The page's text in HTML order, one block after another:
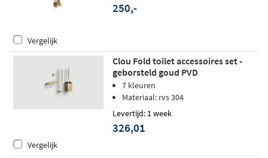
250,-
Vergelijk
Clou Fold toilet accessoires set -
geborsteld goud PVD
7 kleuren
Materiaal: rvs 304
Levertijd: 1 week
326,01
Vergelijk